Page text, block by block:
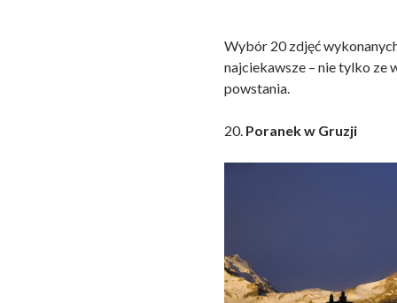
Wybór 20 zdjęć
najciekawsze – nie tylko ze
powstania.
20. Poranek w Gruzji